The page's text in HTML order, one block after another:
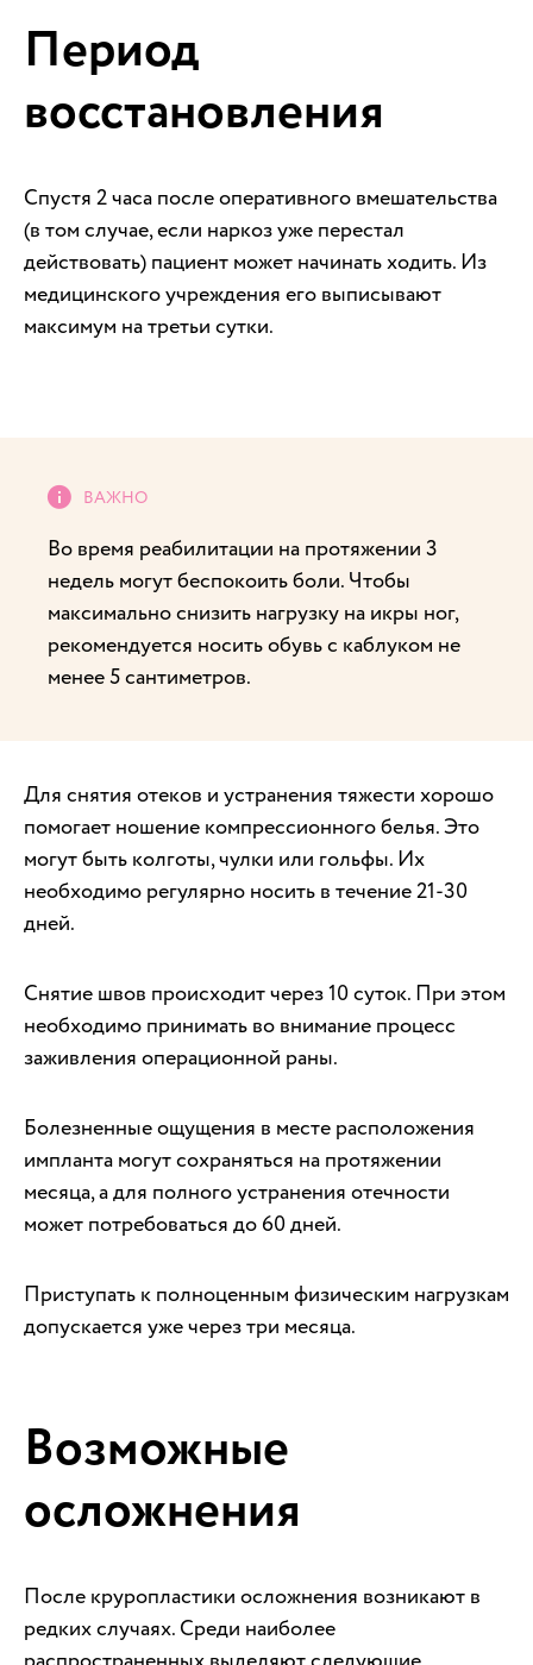
Период
восстановления
Спустя 2 часа после оперативного вмешательства
(в том случае, если наркоз уже перестал
действовать) пациент может начинать ходить. Из
медицинского учреждения его выписывают
максимум на третьи сутки.
Во время реабилитации на протяжении 3
недель могут беспокоить боли. Чтобы
максимально снизить нагрузку на икры ног,
рекомендуется носить обувь с каблуком не
менее 5 сантиметров.
Для снятия отеков и устранения тяжести хорошо
помогает ношение компрессионного белья. Это
могут быть колготы, чулки или гольфы. Их
необходимо регулярно носить в течение 21-30
дней.
Снятие швов происходит через 10 суток. При этом
необходимо принимать во внимание процесс
заживления операционной раны.
Болезненные ощущения в месте расположения
импланта могут сохраняться на протяжении
месяца, а для полного устранения отечности
может потребоваться до 60 дней.
Приступать к полноценным физическим нагрузкам
допускается уже через три месяца.
Возможные
осложнения
После круропластики осложнения возникают в
редких случаях. Среди наиболее